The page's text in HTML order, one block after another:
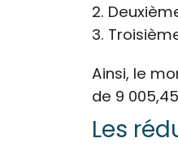
Ainsi, le
de 9
Les